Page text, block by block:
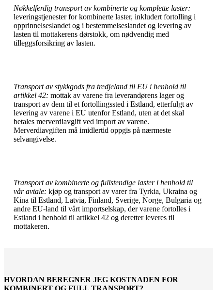
Nøkkelferdig transport av kombinerte og komplette laster:
leveringstjenester for kombinerte laster, inkludert fortolling i
opprinnelseslandet og i bestemmelseslandet og levering av
lasten til mottakerens dørstokk, om nødvendig med
tilleggsforsikring av lasten.
Transport av stykkgods fra tredjeland til EU i henhold til
artikkel 42: mottak av varene fra leverandørens lager og
transport av dem til et fortollingssted i Estland, etterfulgt av
levering av varene i EU utenfor Estland, uten at det skal
betales merverdiavgift ved import av varene.
Merverdiavgiften må imidlertid oppgis på nærmeste
selvangivelse.
Transport av kombinerte og fullstendige laster i henhold til
vår avtale: kjøp og transport av varer fra Tyrkia, Ukraina og
Kina til Estland, Latvia, Finland, Sverige, Norge, Bulgaria og
andre EU-land til vårt importselskap, der varene fortolles i
Estland i henhold til artikkel 42 og deretter leveres til
mottakeren.
HVORDAN BEREGNER JEG KOSTNADEN FOR
KOMBINERT OG FULL TRANSPORT?